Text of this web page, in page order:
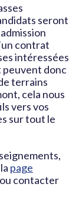
seront
contrat
intéressées
peuvent donc
terrains
cela nous
vers vos
sur tout le
page
ou contacter